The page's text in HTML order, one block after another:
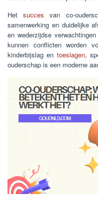
Hetsucces van co-
samenwerking en duidelijke
en wederzijdse
kunnen conflicten worden
kinderbijslag en toeslagen,
ouderschap is een moderne